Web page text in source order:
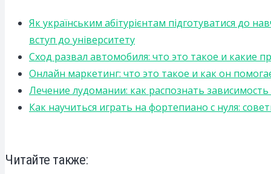
Як українським абітурієнтам підготуватися до
вступ до університету
Сход развал автомобиля: что это такое и какие
Онлайн маркетинг: что это такое и как он
Лечение лудомании: как распознать
Как научиться играть на фортепиано с нуля:
Читайте также: